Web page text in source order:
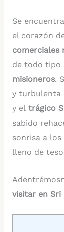
Se
el corazón
comerciales
de todo tipo
misioneros.
y turbulenta
y eltrágico
sabido
sonrisa a
lleno de
visitar en Sri